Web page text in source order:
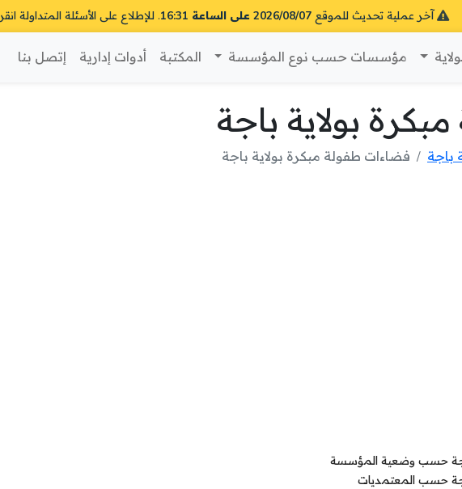
آخر عملية تحديث للموقع 2026/08/07 على الساعة 16:31 . للإطلاع على الأسئلة المتداولة انقر
مؤسسات حسب نوع المؤسسة المكتبة أدوات إدارية إتصل بنا
بولاية باجة
باجة فضاءات طفولة مبكرة بولاية باجة
باجة حسب وضعية المؤسسة
حسب المعتمديات